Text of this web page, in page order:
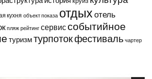
кухня объект показа отдыхотель
пляж рейтинг сервис событийное
туризмтурпотокфестиваль чартер